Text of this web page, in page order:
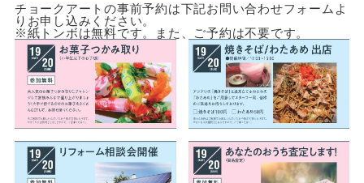
チョークアートの事前予約は下記お問い合わせフォームよ
りお申し込みください。
※紙トンボは無料です。また、ご予約は不要です。